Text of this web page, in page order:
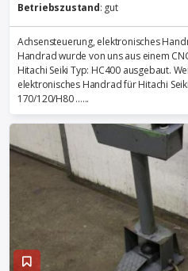
Betriebszustand: gut
Achsensteuerung, elektronisches
Handrad wurde von uns aus einem
Hitachi Seiki Typ: HC400 ausgebaut.
elektronisches Handrad für Hitachi
170/120/H80 ......